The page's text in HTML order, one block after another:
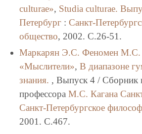
culturae», Studia culturae.
Петербург: Санкт-
общество, 2002. C.26-51.
Маркарян Э.С. Феномен М.С.
«Мыслители», В диапазоне
знания. , Выпуск 4 / Сборник
профессора М.С. Кагана
Санкт-Петербургское
2001. C.467.